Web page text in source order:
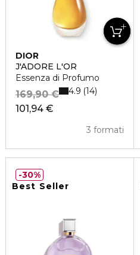
DIOR
J'ADORE L'OR
Essenza di Profumo
101,94 €
169,90 €
3 formati
4.9 14
Best Seller
30%